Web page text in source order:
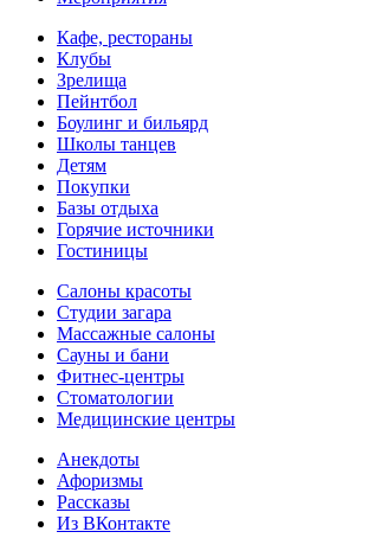
Кафе, рестораны
Клубы
Зрелища
Пейнтбол
Боулинг и бильярд
Школы танцев
Детям
Покупки
Базы отдыха
Горячие источники
Гостиницы
Салоны красоты
Студии загара
Массажные салоны
Сауны и бани
Фитнес-центры
Стоматологии
Медицинские центры
Анекдоты
Афоризмы
Рассказы
Из ВКонтакте